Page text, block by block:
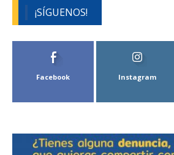
¡SÍGUENOS!